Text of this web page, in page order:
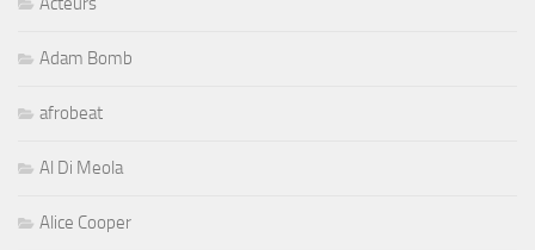
Adam Bomb
afrobeat
Al Di Meola
Alice Cooper